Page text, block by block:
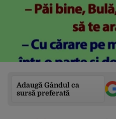
Adaugă Gândul ca
sursă preferată